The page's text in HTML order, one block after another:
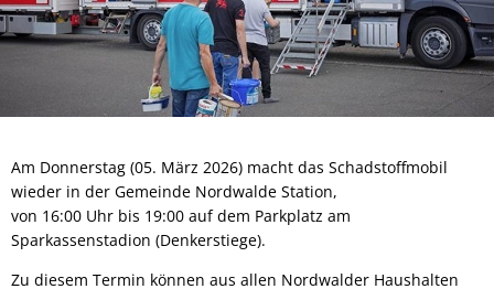
Am Donnerstag (05. März 2026) macht das Schadstoffmobil
wieder in der Gemeinde Nordwalde Station,
von 16:00 Uhr bis 19:00 auf dem Parkplatz am
Sparkassenstadion (Denkerstiege).
Zu diesem Termin können aus allen Nordwalder Haushalten